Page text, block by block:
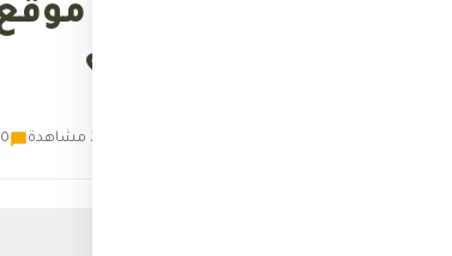
ما هو أفضل
عمولة عالية؟
22 مشاهدة 0 تعليق